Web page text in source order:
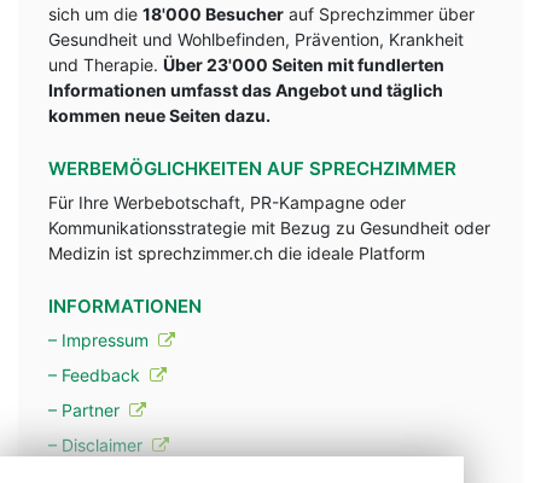
sich um die 18'000 Besucher auf Sprechzimmer über
Gesundheit und Wohlbefinden, Prävention, Krankheit
und Therapie. Über 23'000 Seiten mit fundlerten
Informationen umfasst das Angebot und täglich
kommen neue Seiten dazu.
WERBEMÖGLICHKEITEN AUF SPRECHZIMMER
Für Ihre Werbebotschaft, PR-Kampagne oder
Kommunikationsstrategie mit Bezug zu Gesundheit oder
Medizin ist sprechzimmer.ch die ideale Platform
INFORMATIONEN
– Impressum
– Feedback
– Partner
– Disclaimer